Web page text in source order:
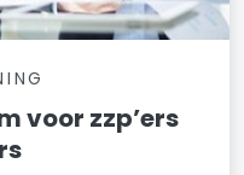
voor zzp’ers